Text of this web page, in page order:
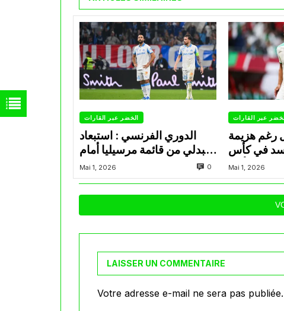
الخضر عبر القارات
الدوري الفرنسي : استبعاد
عبدلي من قائمة مرسيليا أمام
نانت
Mai 1, 2026 0
عبر القارات
رغم هزيمة
في كأس
الأمير
Mai 1, 2026
LAISSER UN COMMENTAIRE
Votre adresse e-mail ne sera pas publiée.